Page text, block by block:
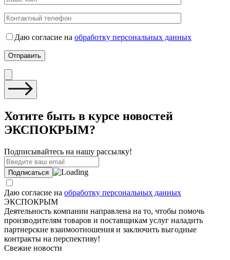
Даю согласие на обработку персональных данных
Хотите быть в курсе новостей
ЭКСПОКРЫМ?
Подписывайтесь на нашу рассылку!
Даю согласие на обработку персональных данных
ЭКСПОКРЫМ
Деятельность компании направлена на то, чтобы помочь
производителям товаров и поставщикам услуг наладить
партнерские взаимоотношения и заключить выгодные
контракты на перспективу!
Свежие новости